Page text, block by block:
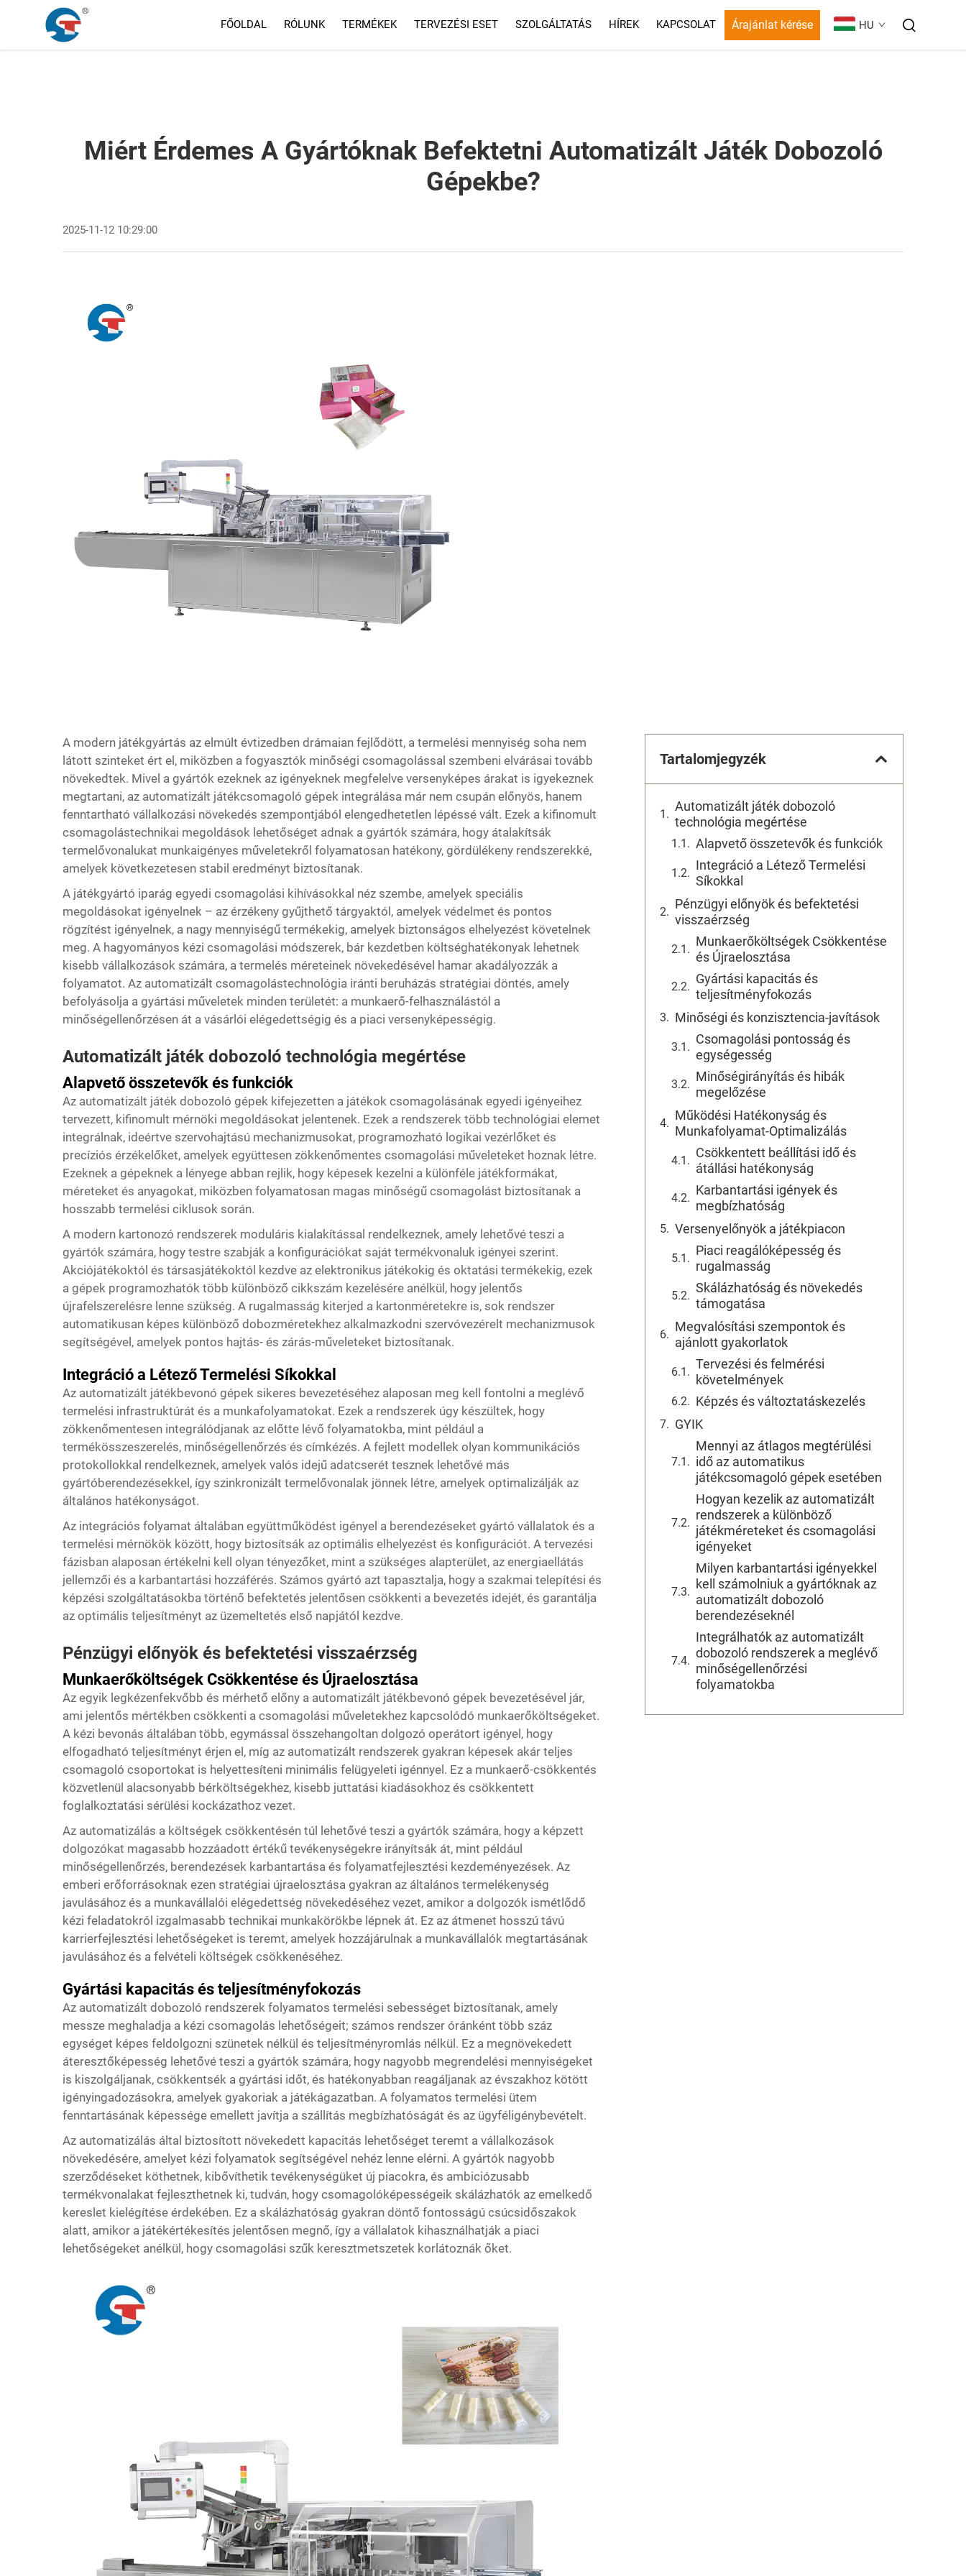
FŐOLDAL RÓLUNK TERMÉKEK TERVEZÉSI ESET SZOLGÁLTATÁS HÍREK KAPCSOLAT Árajánlat kérése HU
Miért Érdemes A Gyártóknak Befektetni Automatizált Játék Dobozoló
Gépekbe?
2025-11-12 10:29:00
A modern játékgyártás az elmúlt évtizedben drámaian fejlődött, a termelési mennyiség soha nem
látott szinteket ért el, miközben a fogyasztók minőségi csomagolással szembeni elvárásai tovább
növekedtek. Mivel a gyártók ezeknek az igényeknek megfelelve versenyképes árakat is igyekeznek
megtartani, az automatizált játékcsomagoló gépek integrálása már nem csupán előnyös, hanem
fenntartható vállalkozási növekedés szempontjából elengedhetetlen lépéssé vált. Ezek a kifinomult
csomagolástechnikai megoldások lehetőséget adnak a gyártók számára, hogy átalakítsák
termelővonalukat munkaigényes műveletekről folyamatosan hatékony, gördülékeny rendszerekké,
amelyek következetesen stabil eredményt biztosítanak.
A játékgyártó iparág egyedi csomagolási kihívásokkal néz szembe, amelyek speciális
megoldásokat igényelnek – az érzékeny gyűjthető tárgyaktól, amelyek védelmet és pontos
rögzítést igényelnek, a nagy mennyiségű termékekig, amelyek biztonságos elhelyezést követelnek
meg. A hagyományos kézi csomagolási módszerek, bár kezdetben költséghatékonyak lehetnek
kisebb vállalkozások számára, a termelés méreteinek növekedésével hamar akadályozzák a
folyamatot. Az automatizált csomagolástechnológia iránti beruházás stratégiai döntés, amely
befolyásolja a gyártási műveletek minden területét: a munkaerő-felhasználástól a
minőségellenőrzésen át a vásárlói elégedettségig és a piaci versenyképességig.
Automatizált játék dobozoló technológia megértése
Alapvető összetevők és funkciók
Az automatizált játék dobozoló gépek kifejezetten a játékok csomagolásának egyedi igényeihez
tervezett, kifinomult mérnöki megoldásokat jelentenek. Ezek a rendszerek több technológiai elemet
integrálnak, ideértve szervohajtású mechanizmusokat, programozható logikai vezérlőket és
precíziós érzékelőket, amelyek együttesen zökkenőmentes csomagolási műveleteket hoznak létre.
Ezeknek a gépeknek a lényege abban rejlik, hogy képesek kezelni a különféle játékformákat,
méreteket és anyagokat, miközben folyamatosan magas minőségű csomagolást biztosítanak a
hosszabb termelési ciklusok során.
A modern kartonozó rendszerek moduláris kialakítással rendelkeznek, amely lehetővé teszi a
gyártók számára, hogy testre szabják a konfigurációkat saját termékvonaluk igényei szerint.
Akciójátékoktól és társasjátékoktól kezdve az elektronikus játékokig és oktatási termékekig, ezek
a gépek programozhatók több különböző cikkszám kezelésére anélkül, hogy jelentős
újrafelszerelésre lenne szükség. A rugalmasság kiterjed a kartonméretekre is, sok rendszer
automatikusan képes különböző dobozméretekhez alkalmazkodni szervóvezérelt mechanizmusok
segítségével, amelyek pontos hajtás- és zárás-műveleteket biztosítanak.
Integráció a Létező Termelési Síkokkal
Az automatizált játékbevonó gépek sikeres bevezetéséhez alaposan meg kell fontolni a meglévő
termelési infrastruktúrát és a munkafolyamatokat. Ezek a rendszerek úgy készültek, hogy
zökkenőmentesen integrálódjanak az előtte lévő folyamatokba, mint például a
termékösszeszerelés, minőségellenőrzés és címkézés. A fejlett modellek olyan kommunikációs
protokollokkal rendelkeznek, amelyek valós idejű adatcserét tesznek lehetővé más
gyártóberendezésekkel, így szinkronizált termelővonalak jönnek létre, amelyek optimalizálják az
általános hatékonyságot.
Az integrációs folyamat általában együttműködést igényel a berendezéseket gyártó vállalatok és a
termelési mérnökök között, hogy biztosítsák az optimális elhelyezést és konfigurációt. A tervezési
fázisban alaposan értékelni kell olyan tényezőket, mint a szükséges alapterület, az energiaellátás
jellemzői és a karbantartási hozzáférés. Számos gyártó azt tapasztalja, hogy a szakmai telepítési és
képzési szolgáltatásokba történő befektetés jelentősen csökkenti a bevezetés idejét, és garantálja
az optimális teljesítményt az üzemeltetés első napjától kezdve.
Pénzügyi előnyök és befektetési visszaérzség
Munkaerőköltségek Csökkentése és Újraelosztása
Az egyik legkézenfekvőbb és mérhető előny a automatizált játékbevonó gépek bevezetésével jár,
ami jelentős mértékben csökkenti a csomagolási műveletekhez kapcsolódó munkaerőköltségeket.
A kézi bevonás általában több, egymással összehangoltan dolgozó operátort igényel, hogy
elfogadható teljesítményt érjen el, míg az automatizált rendszerek gyakran képesek akár teljes
csomagoló csoportokat is helyettesíteni minimális felügyeleti igénnyel. Ez a munkaerő-csökkentés
közvetlenül alacsonyabb bérköltségekhez, kisebb juttatási kiadásokhoz és csökkentett
foglalkoztatási sérülési kockázathoz vezet.
Az automatizálás a költségek csökkentésén túl lehetővé teszi a gyártók számára, hogy a képzett
dolgozókat magasabb hozzáadott értékű tevékenységekre irányítsák át, mint például
minőségellenőrzés, berendezések karbantartása és folyamatfejlesztési kezdeményezések. Az
emberi erőforrásoknak ezen stratégiai újraelosztása gyakran az általános termelékenység
javulásához és a munkavállalói elégedettség növekedéséhez vezet, amikor a dolgozók ismétlődő
kézi feladatokról izgalmasabb technikai munkakörökbe lépnek át. Ez az átmenet hosszú távú
karrierfejlesztési lehetőségeket is teremt, amelyek hozzájárulnak a munkavállalók megtartásának
javulásához és a felvételi költségek csökkenéséhez.
Gyártási kapacitás és teljesítményfokozás
Az automatizált dobozoló rendszerek folyamatos termelési sebességet biztosítanak, amely
messze meghaladja a kézi csomagolás lehetőségeit; számos rendszer óránként több száz
egységet képes feldolgozni szünetek nélkül és teljesítményromlás nélkül. Ez a megnövekedett
áteresztőképesség lehetővé teszi a gyártók számára, hogy nagyobb megrendelési mennyiségeket
is kiszolgáljanak, csökkentsék a gyártási időt, és hatékonyabban reagáljanak az évszakhoz kötött
igényingadozásokra, amelyek gyakoriak a játékágazatban. A folyamatos termelési ütem
fenntartásának képessége emellett javítja a szállítás megbízhatóságát és az ügyféligénybevételt.
Az automatizálás által biztosított növekedett kapacitás lehetőséget teremt a vállalkozások
növekedésére, amelyet kézi folyamatok segítségével nehéz lenne elérni. A gyártók nagyobb
szerződéseket köthetnek, kibővíthetik tevékenységüket új piacokra, és ambiciózusabb
termékvonalakat fejleszthetnek ki, tudván, hogy csomagolóképességeik skálázhatók az emelkedő
kereslet kielégítése érdekében. Ez a skálázhatóság gyakran döntő fontosságú csúcsidőszakok
alatt, amikor a játékértékesítés jelentősen megnő, így a vállalatok kihasználhatják a piaci
lehetőségeket anélkül, hogy csomagolási szűk keresztmetszetek korlátoznák őket.
Tartalomjegyzék
Automatizált játék dobozoló
technológia megértése
Alapvető összetevők és funkciók
Integráció a Létező Termelési
Síkokkal
Pénzügyi előnyök és befektetési
visszaérzség
Munkaerőköltségek Csökkentése
és Újraelosztása
Gyártási kapacitás és
teljesítményfokozás
Minőségi és konzisztencia-javítások
Csomagolási pontosság és
egységesség
Minőségirányítás és hibák
megelőzése
Működési Hatékonyság és
Munkafolyamat-Optimalizálás
Csökkentett beállítási idő és
átállási hatékonyság
Karbantartási igények és
megbízhatóság
Versenyelőnyök a játékpiacon
Piaci reagálóképesség és
rugalmasság
Skálázhatóság és növekedés
támogatása
Megvalósítási szempontok és
ajánlott gyakorlatok
Tervezési és felmérési
követelmények
Képzés és változtatáskezelés
GYIK
Mennyi az átlagos megtérülési
idő az automatikus
játékcsomagoló gépek esetében
Hogyan kezelik az automatizált
rendszerek a különböző
játékméreteket és csomagolási
igényeket
Milyen karbantartási igényekkel
kell számolniuk a gyártóknak az
automatizált dobozoló
berendezéseknél
Integrálhatók az automatizált
dobozoló rendszerek a meglévő
minőségellenőrzési
folyamatokba